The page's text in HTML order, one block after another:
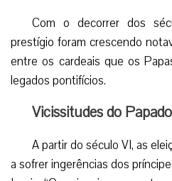
Com o decorrer dos
prestígio foram crescendo
entre os cardeais que os
legados pontifícios.
Vicissitudes do Papado
A partir do século VI, as
a sofrer ingerências dos